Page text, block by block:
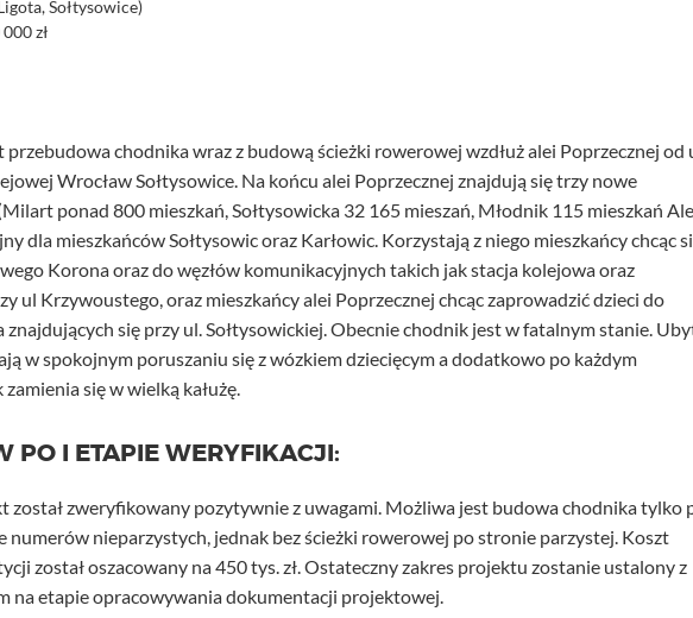
Sołtysowice)
zł
chodnika wraz z budową ścieżki rowerowej wzdłuż alei Poprzecznej od
Wrocław Sołtysowice. Na końcu alei Poprzecznej znajdują się trzy nowe
ponad 800 mieszkań, Sołtysowicka 32 165 mieszań, Młodnik 115 mieszkań
dla mieszkańców Sołtysowic oraz Karłowic. Korzystają z niego mieszkańcy chcąc
Korona oraz do węzłów komunikacyjnych takich jak stacja kolejowa oraz
ul Krzywoustego, oraz mieszkańcy alei Poprzecznej chcąc zaprowadzić dzieci do
znajdujących się przy ul. Sołtysowickiej. Obecnie chodnik jest w fatalnym stanie.
w spokojnym poruszaniu się z wózkiem dziecięcym a dodatkowo po każdym
się w wielką kałużę.
PO I ETAPIE WERYFIKACJI:
został zweryfikowany pozytywnie z uwagami. Możliwa jest budowa chodnika tylko
numerów nieparzystych, jednak bez ścieżki rowerowej po stronie parzystej. Koszt
został oszacowany na 450 tys. zł. Ostateczny zakres projektu zostanie ustalony z
na etapie opracowywania dokumentacji projektowej.